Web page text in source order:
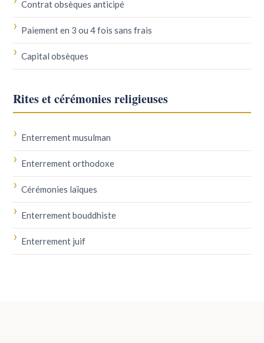
Contrat obsèques anticipé
Paiement en 3 ou 4 fois sans frais
Capital obsèques
Rites et cérémonies religieuses
Enterrement musulman
Enterrement orthodoxe
Cérémonies laïques
Enterrement bouddhiste
Enterrement juif